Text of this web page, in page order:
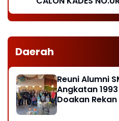
Daerah
Reuni Alumni
Angkatan
Doakan